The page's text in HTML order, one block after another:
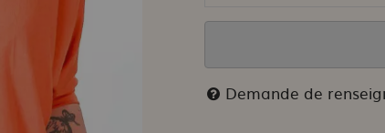
Demande de